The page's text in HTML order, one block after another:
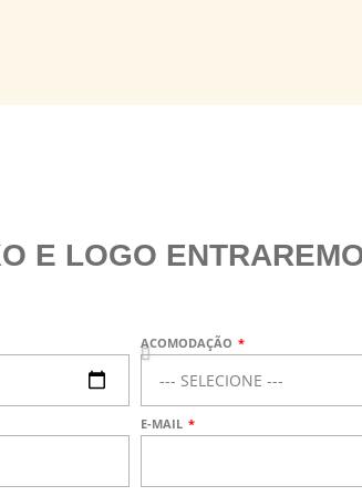
E LOGO
ACOMODAÇÃO
E-MAIL